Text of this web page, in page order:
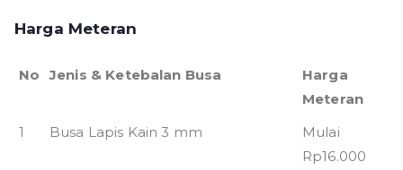
Harga Meteran
No Jenis & Ketebalan Busa
Harga
Meteran
1
Busa Lapis Kain 3 mm
Mulai
Rp16.000